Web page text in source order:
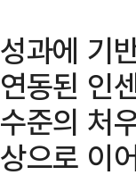
성과에 기
연동된 인
수준의 처
상으로 이